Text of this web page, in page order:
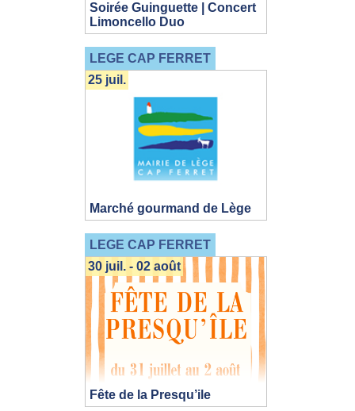
Soirée Guinguette | Concert
Limoncello Duo
LEGE CAP FERRET
Marché gourmand de Lège
25 juil.
LEGE CAP FERRET
Fête de la Presqu’ile
30 juil. - 02 août